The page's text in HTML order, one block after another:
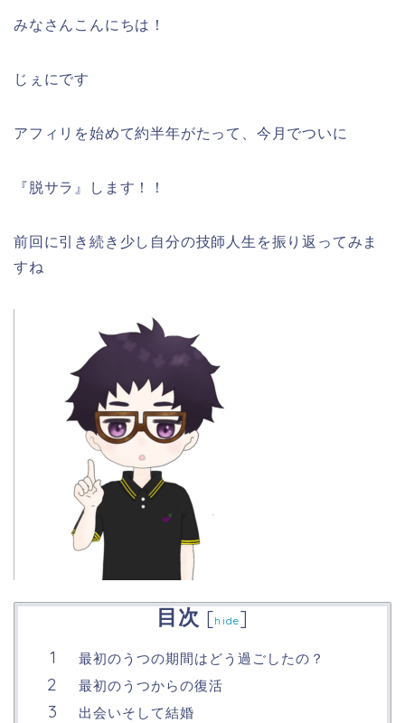
みなさんこんにちは！
じぇにです
アフィリを始めて約半年がたって、今月でついに
『脱サラ』します！！
前回に引き続き少し自分の技師人生を振り返ってみま
すね
目次 [hide]
最初のうつの期間はどう過ごしたの？
最初のうつからの復活
出会いそして結婚